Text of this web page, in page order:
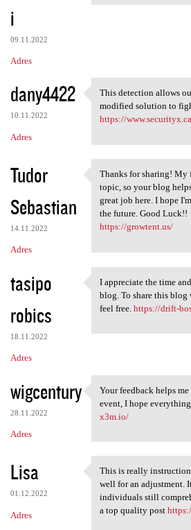
i
09.11.2022
Adres
dany4422
10.11.2022
Adres
This detection
This detection allows
modified solution to
https://
Tudor
Sebastian
14.11.2022
Adres
Thanks for
Thanks for sharing! My
topic, so your blog
great job here. I hope
the future. Good Luck!!
https://growtent.us/
tasipo
robics
18.11.2022
Adres
I appreciate the
I appreciate the time
blog. To share this blog
feel free. https://drift-
wigcentury
28.11.2022
Adres
Your feedback
Your feedback helps
event, I hope
x3m.io/
Lisa
01.12.2022
Adres
This is really
This is really
well for an adjustment.
individuals still
a top quality post